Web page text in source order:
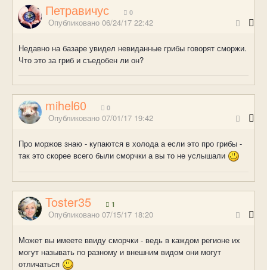
Петравичус 0
Опубликовано 06/24/17 22:42
Недавно на базаре увидел невиданные грибы говорят сморжи.
Что это за гриб и съедобен ли он?
mihel60 0
Опубликовано 07/01/17 19:42
Про моржов знаю - купаются в холода а если это про грибы -
так это скорее всего были сморчки а вы то не услышали
Toster35 1
Опубликовано 07/15/17 18:20
Может вы имеете ввиду сморчки - ведь в каждом регионе их
могут называть по разному и внешним видом они могут
отличаться